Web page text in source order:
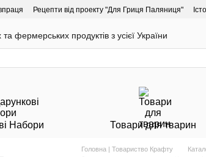
Рецепти від проекту "Для Гриця Паляниця"
фермерських продуктів з усієї України
Набори Товари для тварин
Головна | Товариство Крафту